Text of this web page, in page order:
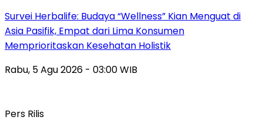
Survei Herbalife: Budaya “Wellness” Kian Menguat di
Asia Pasifik, Empat dari Lima Konsumen
Memprioritaskan Kesehatan Holistik
Rabu, 5 Agu 2026 - 03:00 WIB
Pers Rilis